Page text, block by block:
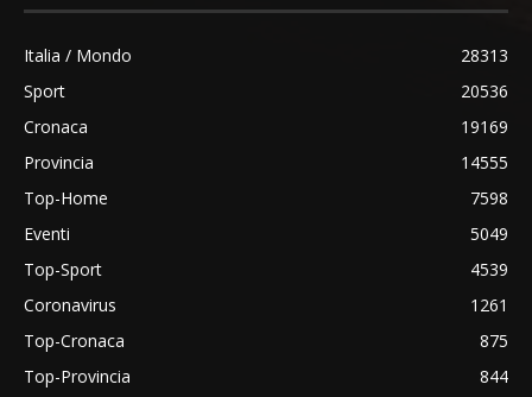
Italia / Mondo
28313
Sport
20536
Cronaca
19169
Provincia
14555
Top-Home
7598
Eventi
5049
Top-Sport
4539
Coronavirus
1261
Top-Cronaca
875
Top-Provincia
844